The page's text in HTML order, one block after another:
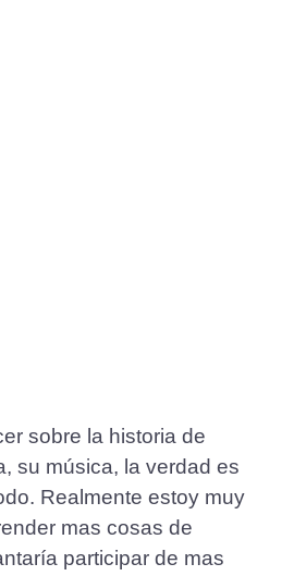
sobre la historia de
su música, la verdad es
Realmente estoy muy
mas cosas de
participar de mas